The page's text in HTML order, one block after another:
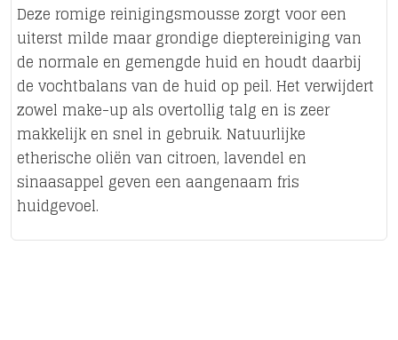
Deze romige reinigingsmousse zorgt voor een
uiterst milde maar grondige dieptereiniging van
de normale en gemengde huid en houdt daarbij
de vochtbalans van de huid op peil. Het verwijdert
zowel make-up als overtollig talg en is zeer
makkelijk en snel in gebruik. Natuurlijke
etherische oliën van citroen, lavendel en
sinaasappel geven een aangenaam fris
huidgevoel.